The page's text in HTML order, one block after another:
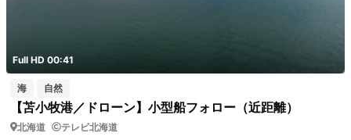
Full HD 00:41
海 自然
【苫小牧港／ドローン】小型船フォロー（近距離）
北海道 テレビ北海道